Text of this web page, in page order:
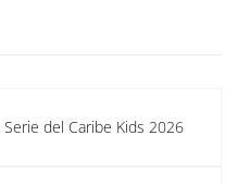
del Caribe Kids 2026